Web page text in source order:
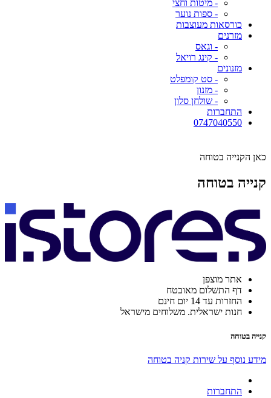
- מיטות וחצי
- ספות נוער
כורסאות מעוצבות
מזרנים
- וגאס
- קינג רויאל
מזנונים
- סט קומפלט
- מזנון
- שולחן סלון
התחברות
0747040550
כאן הקנייה בטוחה
קנייה בטוחה
אתר מוצפן
דף התשלום מאובטח
החזרות עד 14 יום חינם
חנות ישראלית. משלוחים מישראל
קנייה בטוחה
מידע נוסף על שירות קניה בטוחה
התחברות